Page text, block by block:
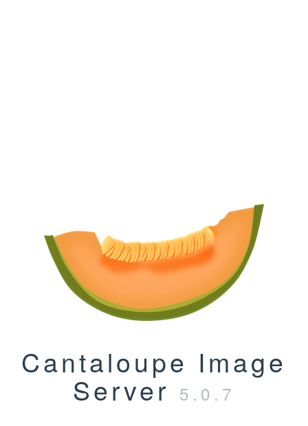
Cantaloupe Image
Server 5.0.7